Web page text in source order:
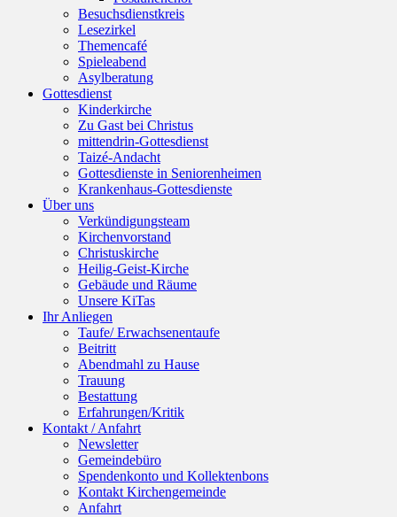
Besuchsdienstkreis
Lesezirkel
Themencafé
Spieleabend
Asylberatung
Gottesdienst
Kinderkirche
Zu Gast bei Christus
mittendrin-Gottesdienst
Taizé-Andacht
Gottesdienste in Seniorenheimen
Krankenhaus-Gottesdienste
Über uns
Verkündigungsteam
Kirchenvorstand
Christuskirche
Heilig-Geist-Kirche
Gebäude und Räume
Unsere KiTas
Ihr Anliegen
Taufe/ Erwachsenentaufe
Beitritt
Abendmahl zu Hause
Trauung
Bestattung
Erfahrungen/Kritik
Kontakt / Anfahrt
Newsletter
Gemeindebüro
Spendenkonto und Kollektenbons
Kontakt Kirchengemeinde
Anfahrt